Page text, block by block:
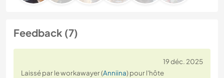
Feedback (7)
19 déc. 2025
Laissé par le workawayer (Anniina) pour l'hôte